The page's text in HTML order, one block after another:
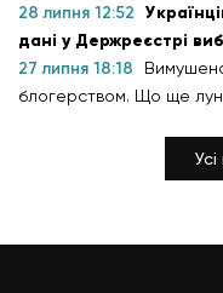
28 липня 12:52
дані у Держреєстрі
27 липня 18:18
блогерством. Що ще